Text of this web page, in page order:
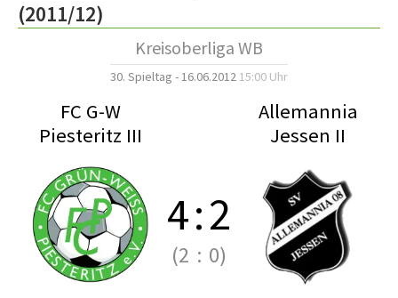
(2011/12)
Kreisoberliga WB
30. Spieltag - 16.06.2012 15:00 Uhr
FC G-W
Piesteritz III
Allemannia
Jessen II
4:2
(2 : 0)